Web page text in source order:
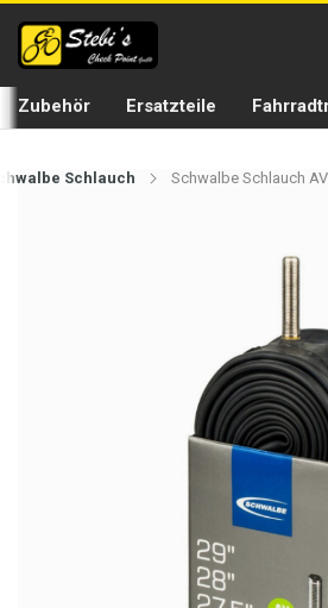
Zubehör Ersatzteile
Schlauch Schwalbe Schlauch